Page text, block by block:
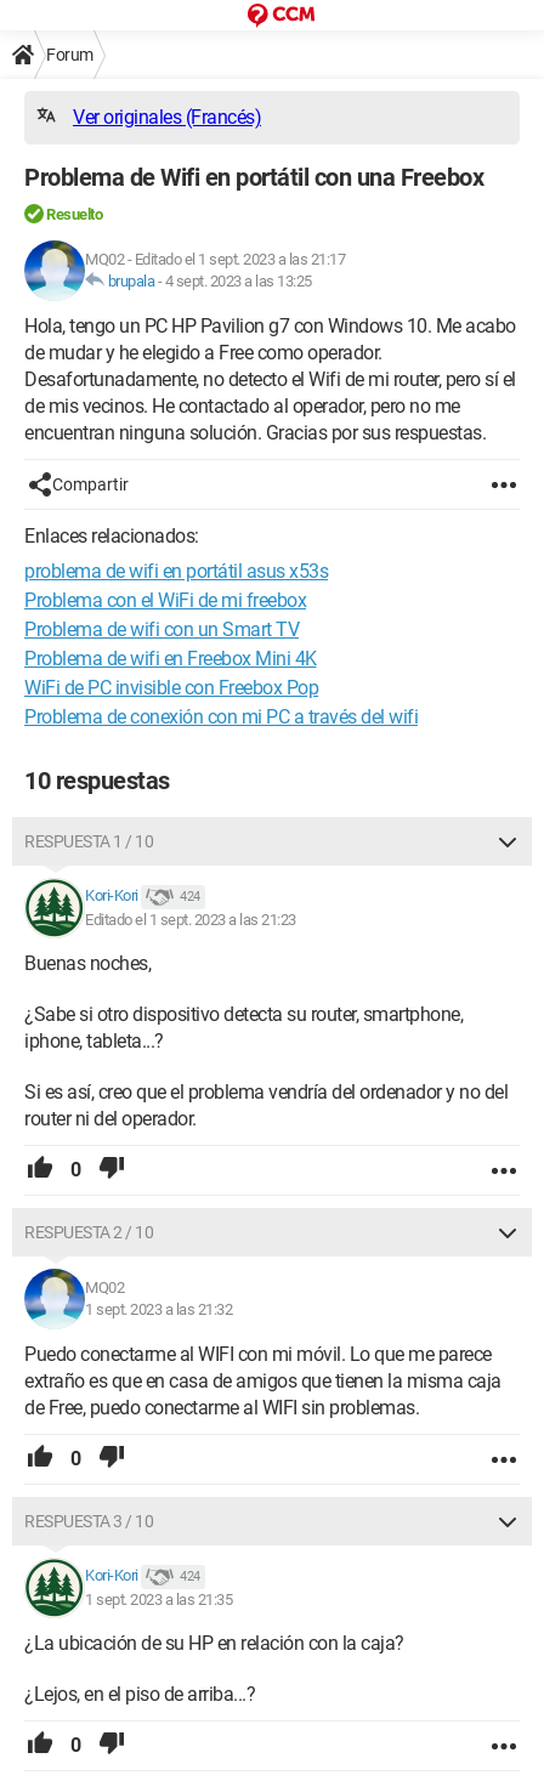
Forum
Ver originales (Francés)
Problema de Wifi en portátil con una Freebox
Resuelto
MQ02- Editado el 1 sept. 2023 a las 21:17
brupala-4 sept. 2023 a las 13:25
Hola, tengo un PC HP Pavilion g7 con Windows 10. Me acabo
de mudar y he elegido a Free como operador.
Desafortunadamente, no detecto el Wifi de mi router, pero sí el
de mis vecinos. He contactado al operador, pero no me
encuentran ninguna solución. Gracias por sus respuestas.
Compartir
Enlaces relacionados:
problema de wifi en portátil asus x53s
Problema con el WiFi de mi freebox
Problema de wifi con un Smart TV
Problema de wifi en Freebox Mini 4K
WiFi de PC invisible con Freebox Pop
Problema de conexión con mi PC a través del wifi
10 respuestas
RESPUESTA 1 / 10
Kori-Kori 424
Editado el 1 sept. 2023 a las 21:23
Buenas noches,
¿Sabe si otro dispositivo detecta su router, smartphone,
iphone, tableta...?
Si es así, creo que el problema vendría del ordenador y no del
router ni del operador.
0
RESPUESTA 2 / 10
MQ02
1 sept. 2023 a las 21:32
Puedo conectarme al WIFI con mi móvil. Lo que me parece
extraño es que en casa de amigos que tienen la misma caja
de Free, puedo conectarme al WIFI sin problemas.
0
RESPUESTA 3 / 10
Kori-Kori 424
1 sept. 2023 a las 21:35
¿La ubicación de su HP en relación con la caja?
¿Lejos, en el piso de arriba...?
0